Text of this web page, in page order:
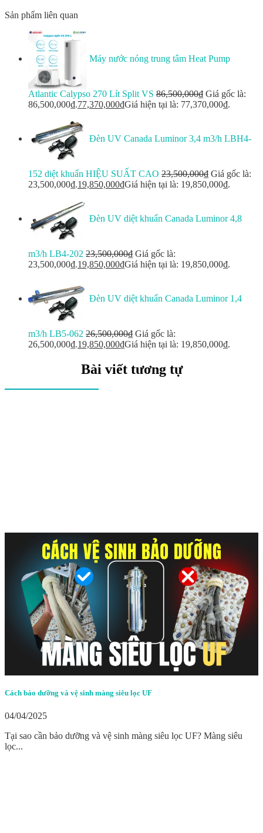
Sản phẩm liên quan
Máy nước nóng trung tâm Heat Pump
Atlantic Calypso 270 Lít Split VS 86,500,000₫ Giá gốc là:
86,500,000₫.77,370,000₫Giá hiện tại là: 77,370,000₫.
Đèn UV Canada Luminor 3,4 m3/h LBH4-
152 diệt khuẩn HIỆU SUẤT CAO 23,500,000₫ Giá gốc là:
23,500,000₫.19,850,000₫Giá hiện tại là: 19,850,000₫.
Đèn UV diệt khuẩn Canada Luminor 4,8
m3/h LB4-202 23,500,000₫ Giá gốc là:
23,500,000₫.19,850,000₫Giá hiện tại là: 19,850,000₫.
Đèn UV diệt khuẩn Canada Luminor 1,4
m3/h LB5-062 26,500,000₫ Giá gốc là:
26,500,000₫.19,850,000₫Giá hiện tại là: 19,850,000₫.
Bài viết tương tự
Cách bảo dưỡng và vệ sinh màng siêu lọc UF
04/04/2025
Tại sao cần bảo dưỡng và vệ sinh màng siêu lọc UF? Màng siêu
lọc...